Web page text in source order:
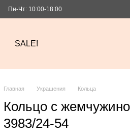
Пн-Чт: 10:00-18:00
SALE!
Главная Украшения Кольца
Кольцо с
3983/24-54